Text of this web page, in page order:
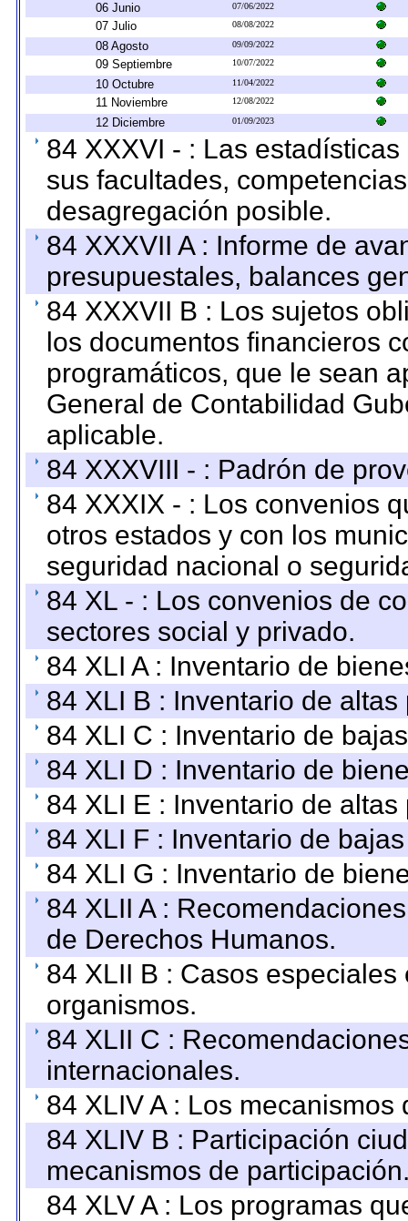
06 Junio 07/06/2022
07 Julio 08/08/2022
08 Agosto 09/09/2022
09 Septiembre 10/07/2022
10 Octubre 11/04/2022
11 Noviembre 12/08/2022
12 Diciembre 01/09/2023
84 XXXVI - : Las
sus facultades,
desagregación posible.
84 XXXVII A : Informe de
presupuestales, balances
84 XXXVII B : Los sujetos
los documentos financieros
programáticos, que le sean
General de Contabilidad
aplicable.
84 XXXVIII - : Padrón de
84 XXXIX - : Los convenios
otros estados y con los
seguridad nacional o
84 XL - : Los convenios de
sectores social y privado.
84 XLI A : Inventario de
84 XLI B : Inventario de
84 XLI C : Inventario de
84 XLI D : Inventario de
84 XLI E : Inventario de
84 XLI F : Inventario de
84 XLI G : Inventario de
84 XLII A :
de Derechos Humanos.
84 XLII B : Casos
organismos.
84 XLII C :
internacionales.
84 XLIV A : Los
84 XLIV B : Participación
mecanismos de
84 XLV A : Los programas